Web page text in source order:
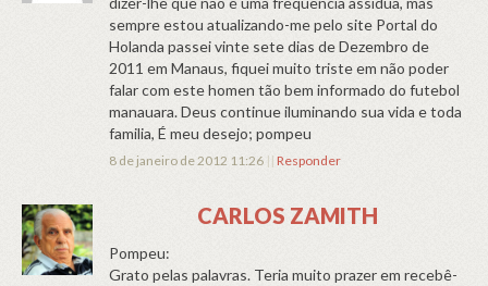
sempre estou atualizando-me pelo site Portal do
Holanda passei vinte sete dias de Dezembro de
2011 em Manaus, fiquei muito triste em não poder
falar com este homen tão bem informado do futebol
manauara. Deus continue iluminando sua vida e toda
familia, É meu desejo; pompeu
8 de janeiro de 2012 11:26 || Responder
CARLOS ZAMITH
Pompeu:
Grato pelas palavras. Teria muito prazer em recebê-